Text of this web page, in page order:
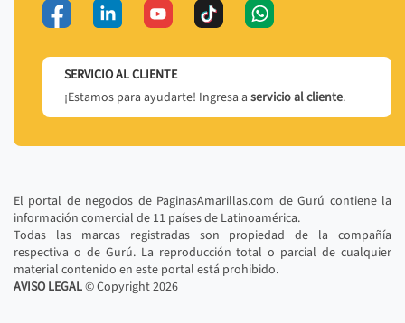
SERVICIO AL CLIENTE
¡Estamos para ayudarte! Ingresa a servicio al cliente.
El portal de negocios de PaginasAmarillas.com de Gurú contiene la
información comercial de 11 países de Latinoamérica.
Todas las marcas registradas son propiedad de la compañía
respectiva o de Gurú. La reproducción total o parcial de cualquier
material contenido en este portal está prohibido.
AVISO LEGAL© Copyright2026